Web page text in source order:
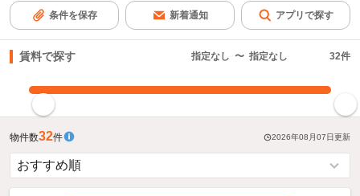
条件を保存 新着通知 アプリで探す
賃料で探す 指定なし 〜 指定なし 32件
物件数32件 2026年08月07日更新